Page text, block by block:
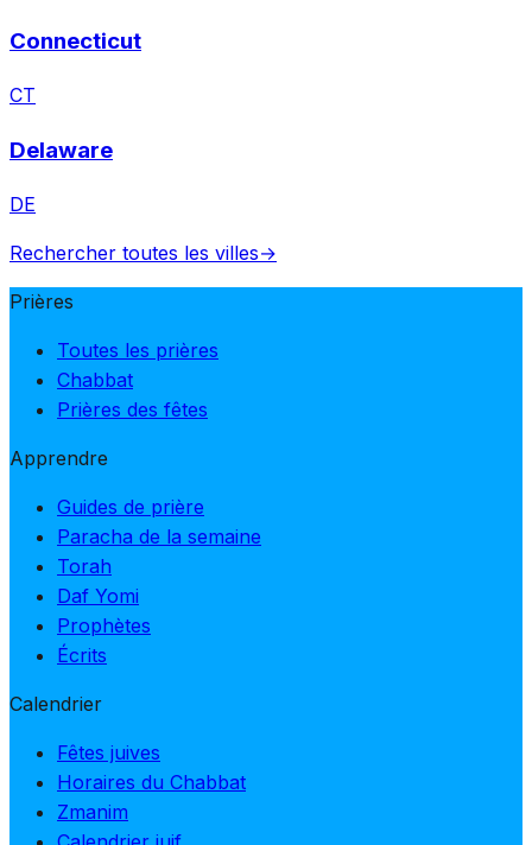
Connecticut
CT
Delaware
DE
Rechercher toutes les villes→
Prières
Toutes les prières
Chabbat
Prières des fêtes
Apprendre
Guides de prière
Paracha de la semaine
Torah
Daf Yomi
Prophètes
Écrits
Calendrier
Fêtes juives
Horaires du Chabbat
Zmanim